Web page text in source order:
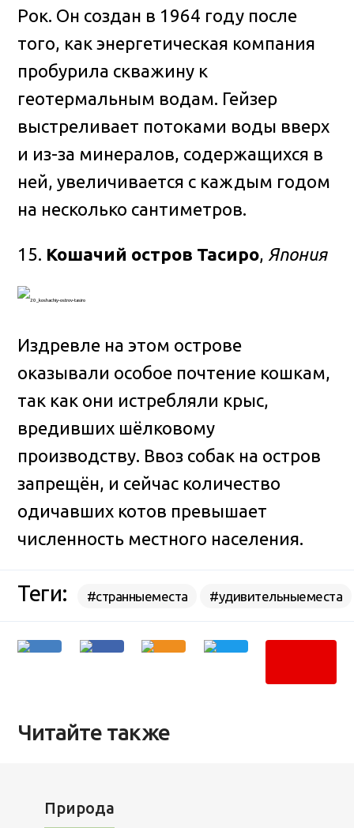
Рок. Он создан в 1964 году после
того, как энергетическая компания
пробурила скважину к
геотермальным водам. Гейзер
выстреливает потоками воды вверх
и из-за минералов, содержащихся в
ней, увеличивается с каждым годом
на несколько сантиметров.
15. Кошачий остров Тасиро, Япония
Издревле на этом острове
оказывали особое почтение кошкам,
так как они истребляли крыс,
вредивших шёлковому
производству. Ввоз собак на остров
запрещён, и сейчас количество
одичавших котов превышает
численность местного населения.
Теги: #странныеместа #удивительныеместа
Читайте также
Природа